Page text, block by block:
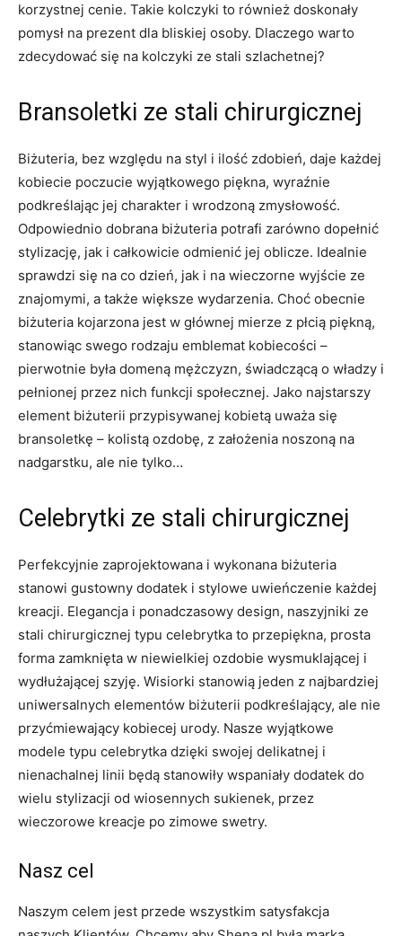
korzystnej cenie. Takie kolczyki to również doskonały
pomysł na prezent dla bliskiej osoby. Dlaczego warto
zdecydować się na kolczyki ze stali szlachetnej?
Bransoletki ze stali chirurgicznej
Biżuteria, bez względu na styl i ilość zdobień, daje każdej
kobiecie poczucie wyjątkowego piękna, wyraźnie
podkreślając jej charakter i wrodzoną zmysłowość.
Odpowiednio dobrana biżuteria potrafi zarówno dopełnić
stylizację, jak i całkowicie odmienić jej oblicze. Idealnie
sprawdzi się na co dzień, jak i na wieczorne wyjście ze
znajomymi, a także większe wydarzenia. Choć obecnie
biżuteria kojarzona jest w głównej mierze z płcią piękną,
stanowiąc swego rodzaju emblemat kobiecości –
pierwotnie była domeną mężczyzn, świadczącą o władzy i
pełnionej przez nich funkcji społecznej. Jako najstarszy
element biżuterii przypisywanej kobietą uważa się
bransoletkę – kolistą ozdobę, z założenia noszoną na
nadgarstku, ale nie tylko…
Celebrytki ze stali chirurgicznej
Perfekcyjnie zaprojektowana i wykonana biżuteria
stanowi gustowny dodatek i stylowe uwieńczenie każdej
kreacji. Elegancja i ponadczasowy design, naszyjniki ze
stali chirurgicznej typu celebrytka to przepiękna, prosta
forma zamknięta w niewielkiej ozdobie wysmuklającej i
wydłużającej szyję. Wisiorki stanowią jeden z najbardziej
uniwersalnych elementów biżuterii podkreślający, ale nie
przyćmiewający kobiecej urody. Nasze wyjątkowe
modele typu celebrytka dzięki swojej delikatnej i
nienachalnej linii będą stanowiły wspaniały dodatek do
wielu stylizacji od wiosennych sukienek, przez
wieczorowe kreacje po zimowe swetry.
Nasz cel
Naszym celem jest przede wszystkim satysfakcja